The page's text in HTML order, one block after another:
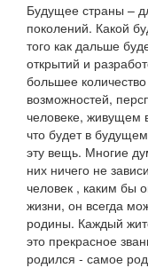
Будущее страны –
поколений. Какой
того как дальше
открытий и
большее
возможностей,
человеке, живущем
что будет в
эту вещь. Многие
них ничего не
человек , каким бы
жизни, он всегда
родины. Каждый
это прекрасное
родился - самое